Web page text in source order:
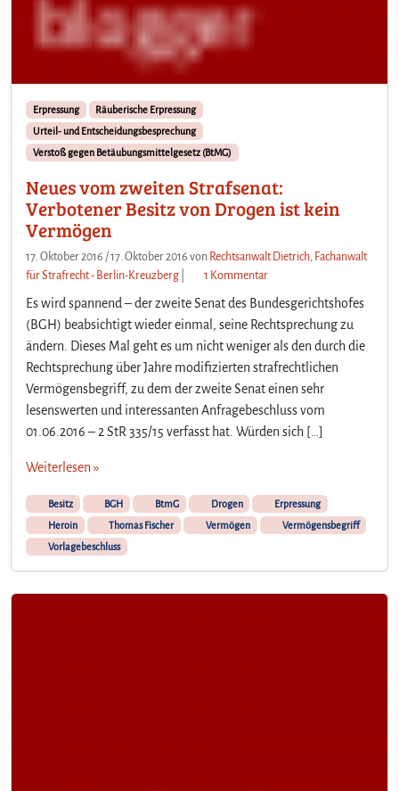
Erpressung
Räuberische Erpressung
Urteil- und Entscheidungsbesprechung
Verstoß gegen Betäubungsmittelgesetz (BtMG)
Neues vom zweiten Strafsenat:
Verbotener Besitz von Drogen ist kein
Vermögen
17. Oktober 2016 /17. Oktober 2016 von Rechtsanwalt Dietrich, Fachanwalt
für Strafrecht - Berlin-Kreuzberg
1 Kommentarz
e
u
e
s
v
i
t
n
S
Es wird spannend – der zweite Senat des Bundesgerichtshofes
(BGH) beabsichtigt wieder einmal, seine Rechtsprechung zu
ändern. Dieses Mal geht es um nicht weniger als den durch die
Rechtsprechung über Jahre modifizierten strafrechtlichen
Vermögensbegriff, zu dem der zweite Senat einen sehr
lesenswerten und interessanten Anfragebeschluss vom
01.06.2016 – 2 StR 335/15 verfasst hat. Würden sich […]
Weiterlesen »
Besitz BGH BtmG Drogen
Erpressung
Heroin
Thomas Fischer Vermögen
Vermögensbegriff
Vorlagebeschluss